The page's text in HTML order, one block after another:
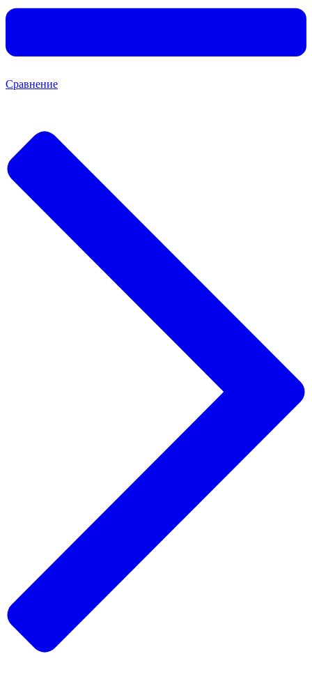
Сравнение